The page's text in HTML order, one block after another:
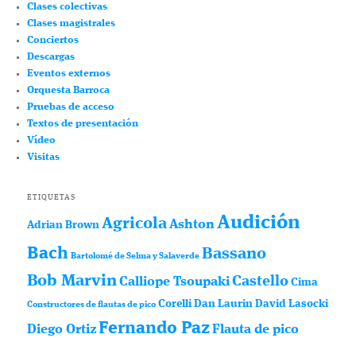
Clases colectivas
Clases magistrales
Conciertos
Descargas
Eventos externos
Orquesta Barroca
Pruebas de acceso
Textos de presentación
Vídeo
Visitas
ETIQUETAS
Adrian Brown AgricolaAshtonAudición
Bach Bartolomé de Selma y Salaverde Bassano
Bob MarvinCalliope TsoupakiCastello Cima
Constructores de flautas de pico Corelli Dan Laurin David Lasocki
Diego OrtizFernando PazFlauta de pico